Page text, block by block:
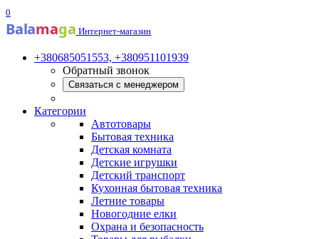
0
Balamaga Интернет-магазин
+380685051553, +380951101939
Обратный звонок
Связаться с менеджером
Категории
Автотовары
Бытовая техника
Детская комната
Детские игрушки
Детский транспорт
Кухонная бытовая техника
Летние товары
Новогодние елки
Охрана и безопасность